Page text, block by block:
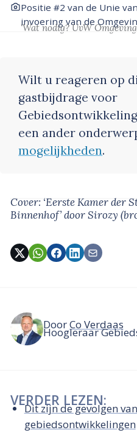
Positie #2 van de Unie
invoering van de
‘Wat nodig? UvW
Wilt u reageren op
gastbijdrage voor
een ander
mogelijkheden.
Cover: ‘Eerste Kamer der
Binnenhof’door Sirozy
DoorCo Verdaas
Hoogleraar
VERDER LEZEN:
Dit zijn de gevolgen
gebiedsontwikkelingen